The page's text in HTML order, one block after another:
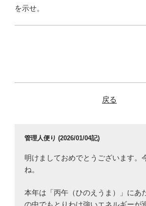
を示せ。
戻る
管理人便り (2026/01/04記)
明けましておめでとうございます。
ね。
本年は「丙午（ひのえうま）」にあ
の中でもとりわけ強いエネルギーが